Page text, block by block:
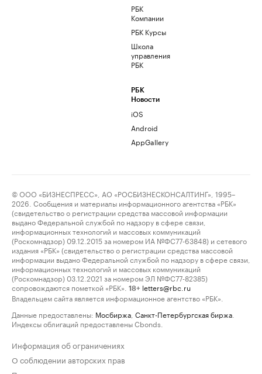
РБК
Компании
РБК Курсы
Школа
управления
РБК
РБК
Новости
iOS
Android
AppGallery
© ООО «БИЗНЕСПРЕСС», АО «РОСБИЗНЕСКОНСАЛТИНГ», 1995–
2026. Сообщения и материалы информационного агентства «РБК»
(свидетельство о регистрации средства массовой информации
выдано Федеральной службой по надзору в сфере связи,
информационных технологий и массовых коммуникаций
(Роскомнадзор) 09.12.2015 за номером ИА №ФС77-63848) и сетевого
издания «РБК» (свидетельство о регистрации средства массовой
информации выдано Федеральной службой по надзору в сфере связи,
информационных технологий и массовых коммуникаций
(Роскомнадзор) 03.12.2021 за номером ЭЛ №ФС77-82385)
сопровождаются пометкой «РБК».
18+ letters@rbc.ru
Владельцем сайта является информационное агентство «РБК».
Данные предоставлены: Мосбиржа Санкт-Петербургская биржа
Индексы облигаций предоставлены Cbonds.
Информация об ограничениях
О соблюдении авторских прав